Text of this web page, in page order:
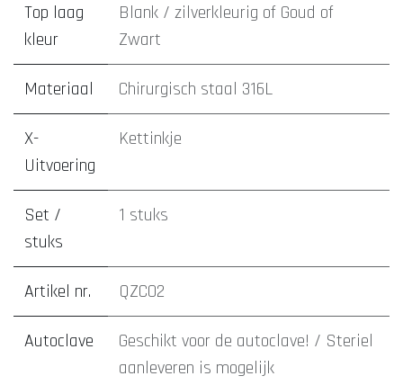
Top laag
kleur
Blank / zilverkleurig of Goud of
Zwart
Materiaal Chirurgisch staal 316L
X-
Uitvoering
Kettinkje
Set /
stuks
1 stuks
Artikel nr. QZC02
Autoclave
Geschikt voor de autoclave! / Steriel
aanleveren is mogelijk